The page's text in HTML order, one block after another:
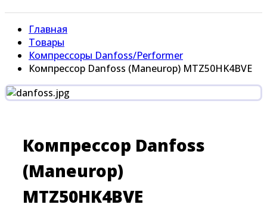
Главная
Товары
Компрессоры Danfoss/Performer
Компрессор Danfoss (Maneurop) MTZ50HK4BVE
Компрессор Danfoss
(Maneurop)
MTZ50HK4BVE